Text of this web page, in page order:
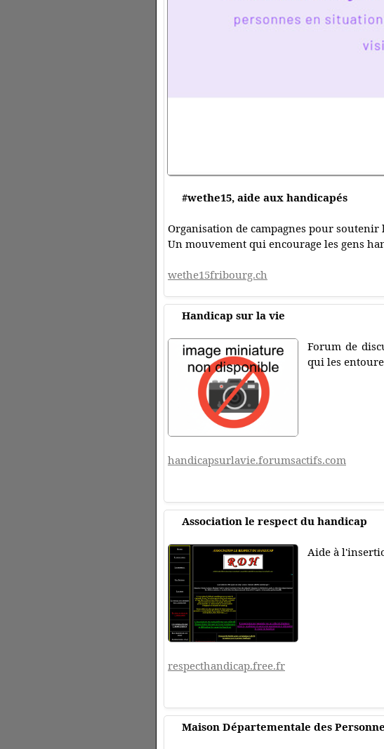
#wethe15, aide aux handicapés
Organisation de campagnes pour
Un mouvement qui encourage les gens
wethe15fribourg.ch
Handicap sur la vie
Forum de
qui les
handicapsurlavie.forumsactifs.com
Association le respect du handicap
Aide à
respecthandicap.free.fr
Maison Départementale des